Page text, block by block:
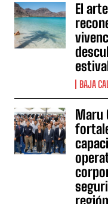
El
BAJA
Maru